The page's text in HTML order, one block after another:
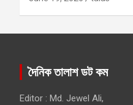
দৈনিক তালাশ ডট কম
Editor : Md. Jewel Ali,